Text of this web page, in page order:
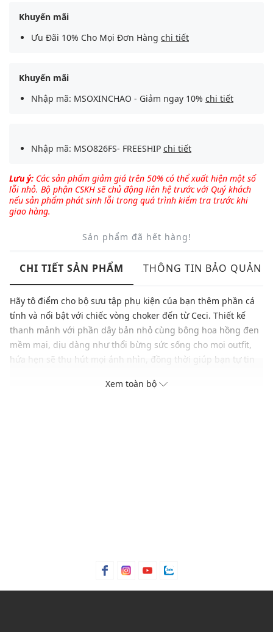
Khuyến mãi
Ưu Đãi 10% Cho Mọi Đơn Hàng chi tiết
Khuyến mãi
Nhập mã: MSOXINCHAO - Giảm ngay 10% chi tiết
Nhập mã: MSO826FS- FREESHIP chi tiết
Lưu ý: Các sản phẩm giảm giá trên 50% có thể xuất hiện một số
lỗi nhỏ. Bộ phận CSKH sẽ chủ động liên hệ trước với Quý khách
nếu sản phẩm phát sinh lỗi trong quá trình kiểm tra trước khi
giao hàng.
Sản phẩm đã hết hàng!
CHI TIẾT SẢN PHẨM THÔNG TIN BẢO QUẢN
Hãy tô điểm cho bộ sưu tập phụ kiện của bạn thêm phần cá
tính và nổi bật với chiếc vòng choker đến từ Ceci. Thiết kế
thanh mảnh với phần dây bản nhỏ cùng bông hoa hồng đen
mềm mại, dịu dàng như thổi bừng sức sống cho mọi outfit,
hứa hẹn sẽ thu hút mọi ánh nhìn, đồng thời giúp bạn tự tin
Gam màu hiện đại dễ dàng phối với nhiều loại trang phục
Thích hợp trong các dịp: Đi chơi, đi làm, đi tiệc....
Xem toàn bộ